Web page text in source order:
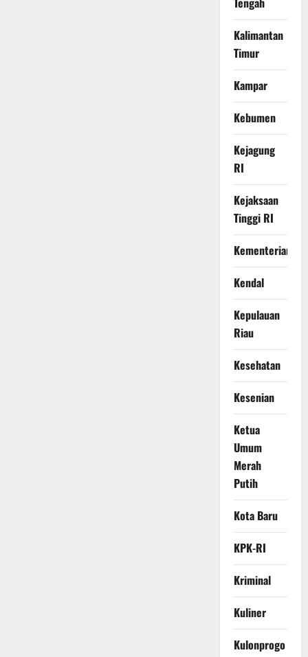
Kalimantan
Timur
Kampar
Kebumen
Kejagung
RI
Kejaksaan
Tinggi RI
Kementerian
Kendal
Kepulauan
Riau
Kesehatan
Kesenian
Ketua
Umum
Merah
Putih
Kota Baru
KPK-RI
Kriminal
Kuliner
Kulonprogo